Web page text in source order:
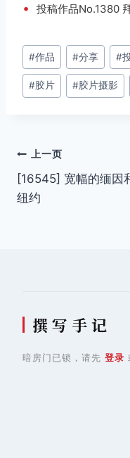
• 投稿作品No.1380
文
章
标
#作品 #分享 #
#胶片 #胶片摄影
文
章
上一页
[16545] 宽幅的缅因
纽约
撰 写 手 记
暗房门已锁，请先 登录